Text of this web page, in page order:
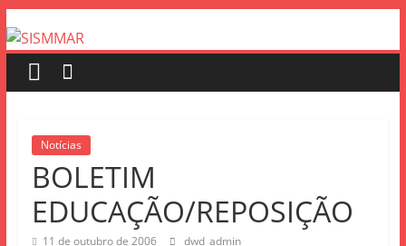
Notícias
BOLETIM
EDUCAÇÃO/REPOSIÇÃO
11 de outubro de 2006 dwd_admin